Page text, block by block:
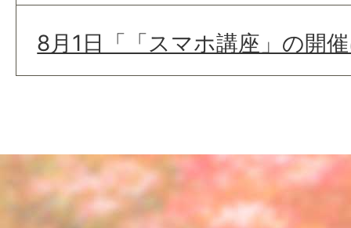
8月1日「「スマホ講座」の開